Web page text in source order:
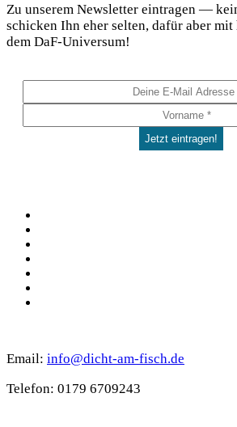
Zu unse­rem News­let­ter ein­tra­gen —
schi­cken Ihn eher sel­ten, dafür aber mit
dem DaF-Universum!
Email: info@dicht-am-fisch.de
Tele­fon: 0179 6709243